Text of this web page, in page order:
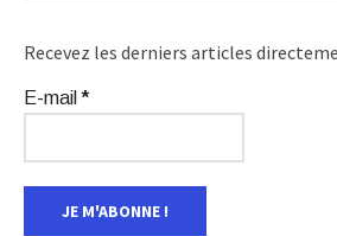
Recevez les derniers articles
E-mail*